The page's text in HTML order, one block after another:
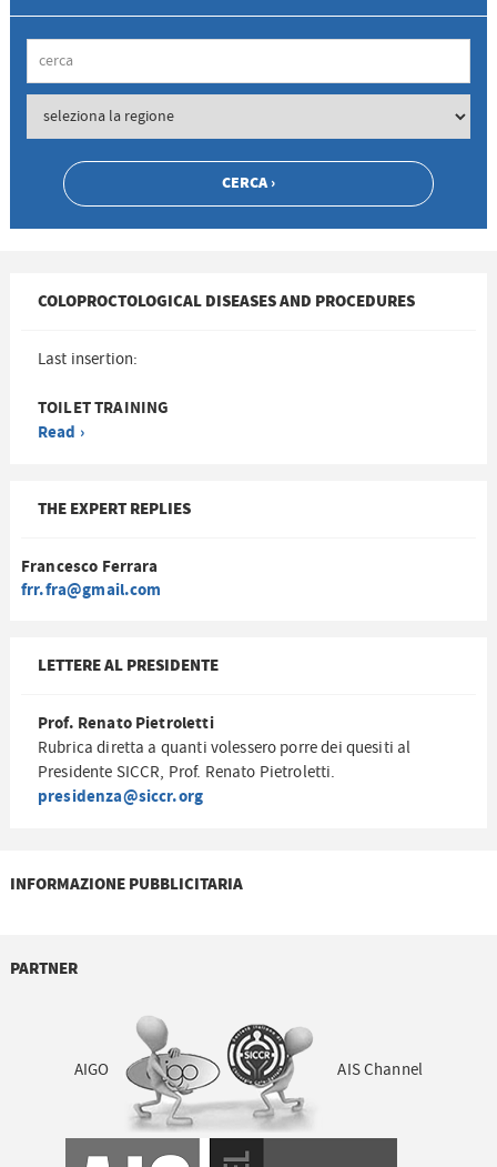
COLOPROCTOLOGICAL DISEASES AND PROCEDURES
Last insertion:
TOILET TRAINING
Read ›
THE EXPERT REPLIES
Francesco Ferrara
frr.fra@gmail.com
LETTERE AL PRESIDENTE
Prof. Renato Pietroletti
Rubrica diretta a quanti volessero porre dei quesiti al
Presidente SICCR, Prof. Renato Pietroletti.
presidenza@siccr.org
INFORMAZIONE PUBBLICITARIA
PARTNER
AIGO AIS Channel